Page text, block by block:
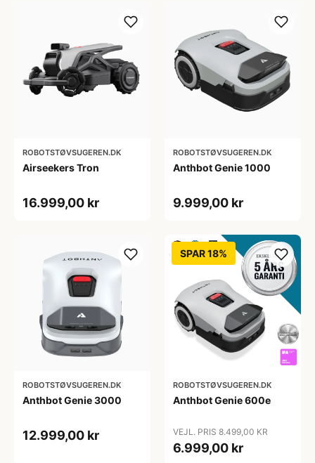
ROBOTSTØVSUGEREN.DK
Airseekers Tron
16.999,00 kr
ROBOTSTØVSUGEREN.DK
Anthbot Genie 1000
9.999,00 kr
ROBOTSTØVSUGEREN.DK
Anthbot Genie 3000
12.999,00 kr
SPAR 18%
ROBOTSTØVSUGEREN.DK
Anthbot Genie 600e
VEJL. PRIS 8.499,00 KR
6.999,00 kr